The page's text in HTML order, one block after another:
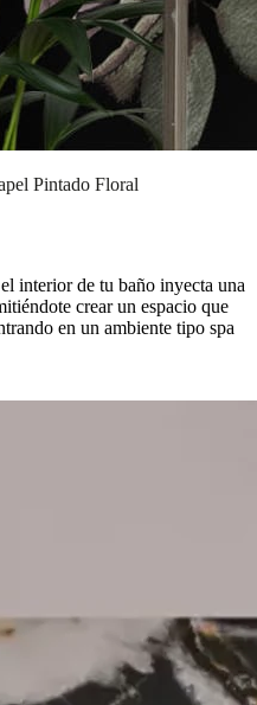
Pintado Floral
interior de tu baño inyecta una
crear un espacio que
en un ambiente tipo spa